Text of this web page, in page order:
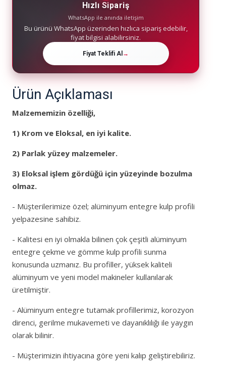
Hızlı Sipariş
WhatsApp ile anında iletişim
Bu ürünü WhatsApp üzerinden hızlıca sipariş edebilir,
fiyat bilgisi alabilirsiniz.
Fiyat Teklifi Al →
Ürün Açıklaması
Malzememizin özelliği,
1) Krom ve Eloksal, en iyi kalite.
2) Parlak yüzey malzemeler.
3) Eloksal işlem gördüğü için yüzeyinde bozulma
olmaz.
- Müşterilerimize özel; alüminyum entegre kulp profili
yelpazesine sahibiz.
- Kalitesi en iyi olmakla bilinen çok çeşitli alüminyum
entegre çekme ve gömme kulp profili sunma
konusunda uzmanız. Bu profiller, yüksek kaliteli
alüminyum ve yeni model makineler kullanılarak
üretilmiştir.
- Alüminyum entegre tutamak profillerimiz, korozyon
direnci, gerilme mukavemeti ve dayanıklılığı ile yaygın
olarak bilinir.
- Müşterimizin ihtiyacına göre yeni kalıp geliştirebiliriz.